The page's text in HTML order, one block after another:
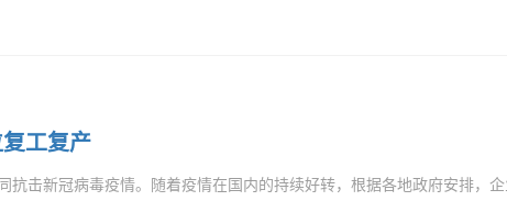
工复产
抗击新冠病毒疫情。随着疫情在国内的持续好转，根据各地政府安排，